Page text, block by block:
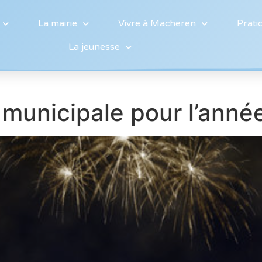
La mairie Vivre à Macheren
La jeunesse
pour